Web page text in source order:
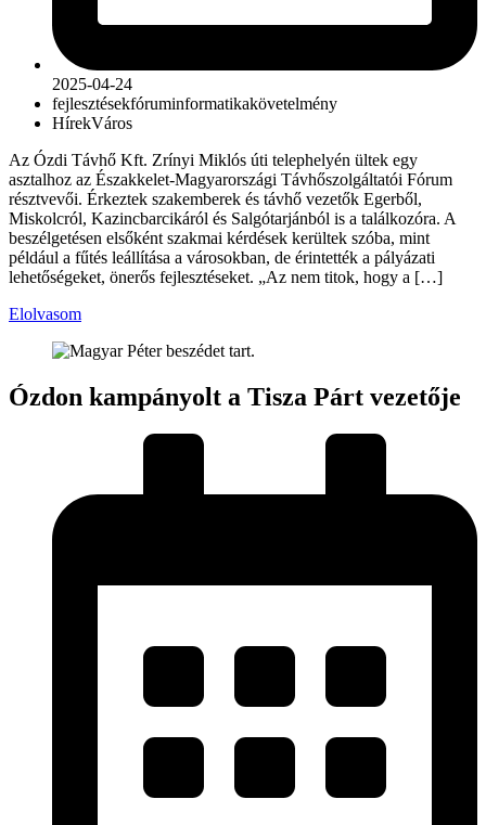
2025-04-24
fejlesztésekfóruminformatikakövetelmény
HírekVáros
Az Ózdi Távhő Kft. Zrínyi Miklós úti telephelyén ültek egy
asztalhoz az Északkelet-Magyarországi Távhőszolgáltatói Fórum
résztvevői. Érkeztek szakemberek és távhő vezetők Egerből,
Miskolcról, Kazincbarcikáról és Salgótarjánból is a találkozóra. A
beszélgetésen elsőként szakmai kérdések kerültek szóba, mint
például a fűtés leállítása a városokban, de érintették a pályázati
lehetőségeket, önerős fejlesztéseket. „Az nem titok, hogy a […]
Elolvasom
Ózdon kampányolt a Tisza Párt vezetője